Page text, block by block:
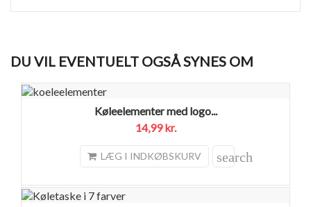
DU VIL EVENTUELT OGSÅ SYNES OM
Køleelementer med logo...
14,99 kr.
LÆG I INDKØBSKURV search